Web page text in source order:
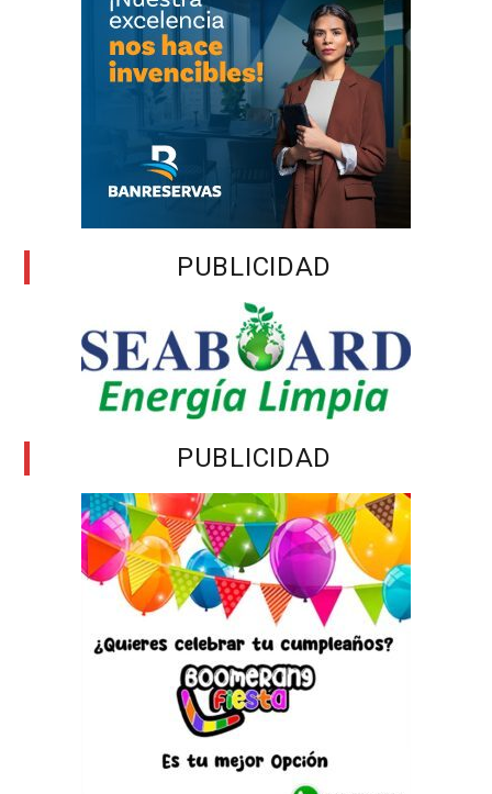
PUBLICIDAD
PUBLICIDAD